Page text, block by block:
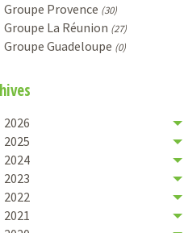
Groupe Provence (30)
Groupe La Réunion (27)
Groupe Guadeloupe (0)
2026
2025
2024
2023
2022
2021